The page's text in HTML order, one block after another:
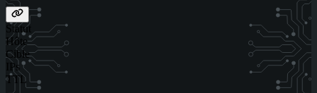
Statut
Hôte
Cible
IPs
TTL